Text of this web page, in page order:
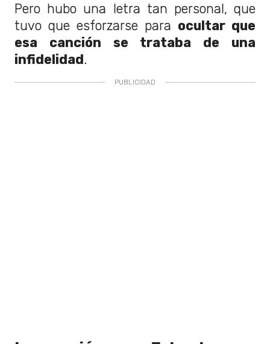
Pero hubo una letra tan personal, que
tuvo que esforzarse para ocultar que
esa canción se trataba de una
infidelidad.